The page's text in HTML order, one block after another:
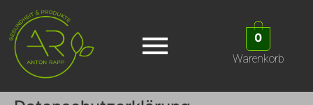
0
Warenkorb